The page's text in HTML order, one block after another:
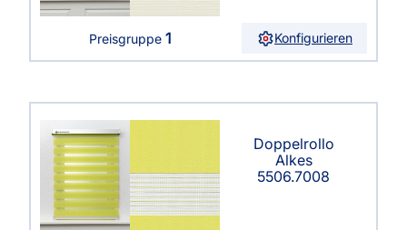
Preisgruppe 1 Konfigurieren
Doppelrollo
Alkes
5506.7008